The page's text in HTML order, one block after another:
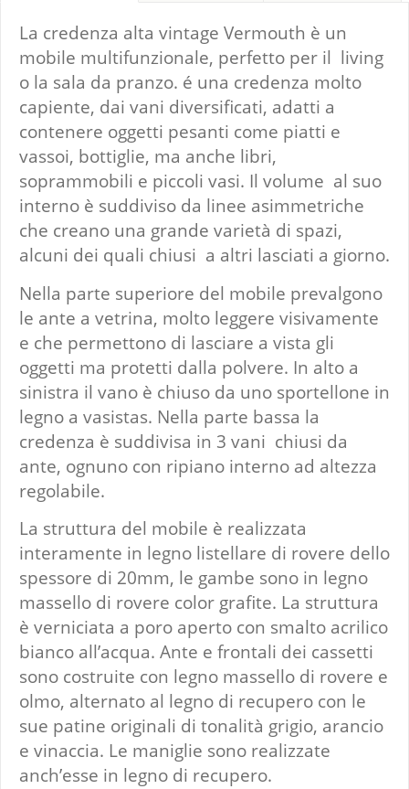
La credenza alta vintage Vermouth è un
mobile multifunzionale, perfetto per il living
o la sala da pranzo. é una credenza molto
capiente, dai vani diversificati, adatti a
contenere oggetti pesanti come piatti e
vassoi, bottiglie, ma anche libri,
soprammobili e piccoli vasi. Il volume al suo
interno è suddiviso da linee asimmetriche
che creano una grande varietà di spazi,
alcuni dei quali chiusi a altri lasciati a giorno.
Nella parte superiore del mobile prevalgono
le ante a vetrina, molto leggere visivamente
e che permettono di lasciare a vista gli
oggetti ma protetti dalla polvere. In alto a
sinistra il vano è chiuso da uno sportellone in
legno a vasistas. Nella parte bassa la
credenza è suddivisa in 3 vani chiusi da
ante, ognuno con ripiano interno ad altezza
regolabile.
La struttura del mobile è realizzata
interamente in legno listellare di rovere dello
spessore di 20mm, le gambe sono in legno
massello di rovere color grafite. La struttura
è verniciata a poro aperto con smalto acrilico
bianco all’acqua. Ante e frontali dei cassetti
sono costruite con legno massello di rovere e
olmo, alternato al legno di recupero con le
sue patine originali di tonalità grigio, arancio
e vinaccia. Le maniglie sono realizzate
anch’esse in legno di recupero.